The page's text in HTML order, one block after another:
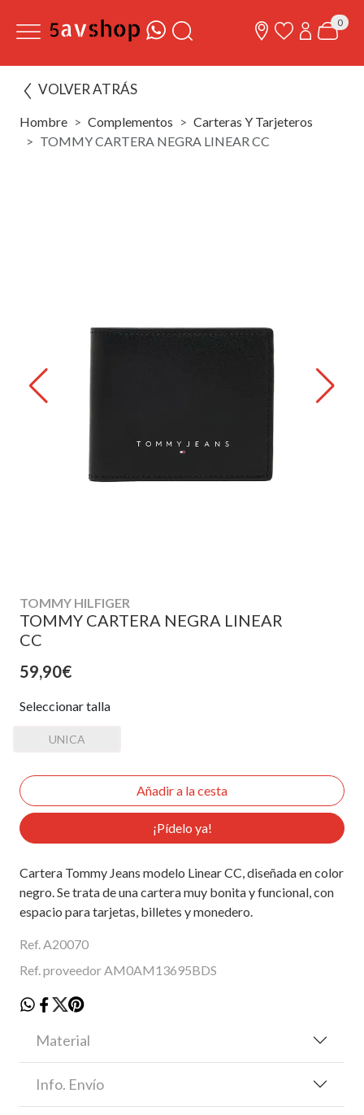
0
VOLVER ATRÁS
Hombre Complementos
Carteras Y Tarjeteros
TOMMY CARTERA NEGRA LINEAR CC
TOMMY HILFIGER
TOMMY CARTERA NEGRA LINEAR
CC
59,90€
Seleccionar talla
UNICA
¡Pídelo ya!
Cartera Tommy Jeans modelo Linear CC, diseñada en color
negro. Se trata de una cartera muy bonita y funcional, con
espacio para tarjetas, billetes y monedero.
Ref. A20070
Ref. proveedor AM0AM13695BDS
Material
Info. Envío